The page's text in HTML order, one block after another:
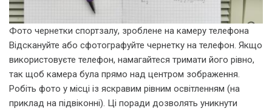
Фото чернетки спортзалу, зроблене на камеру телефона
Відскануйте або сфотографуйте чернетку на телефон. Якщо
використовуєте телефон, намагайтеся тримати його рівно,
так щоб камера була прямо над центром зображення.
Робіть фото у місці із яскравим рівним освітленням (на
приклад на підвіконні). Ці поради дозволять уникнути